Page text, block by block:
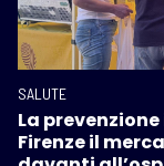
SALUTE
La
Firenze il